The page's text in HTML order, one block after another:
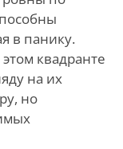
в панику.
квадранте
на их
но